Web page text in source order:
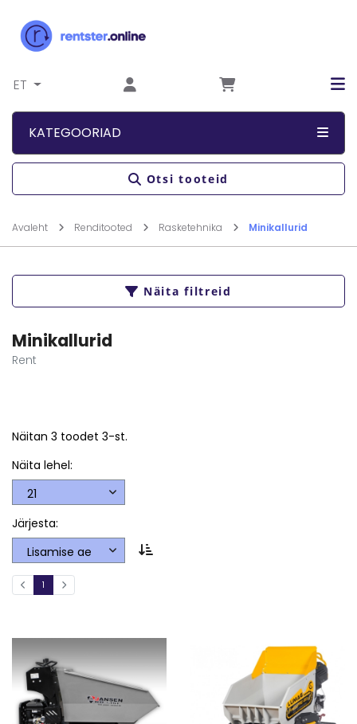
ET
KATEGOORIAD
Otsi tooteid
Avaleht Renditooted Rasketehnika Minikallurid
Näita filtreid
Minikallurid
Rent
Näitan 3 toodet 3-st.
Näita lehel:
Järjesta:
1